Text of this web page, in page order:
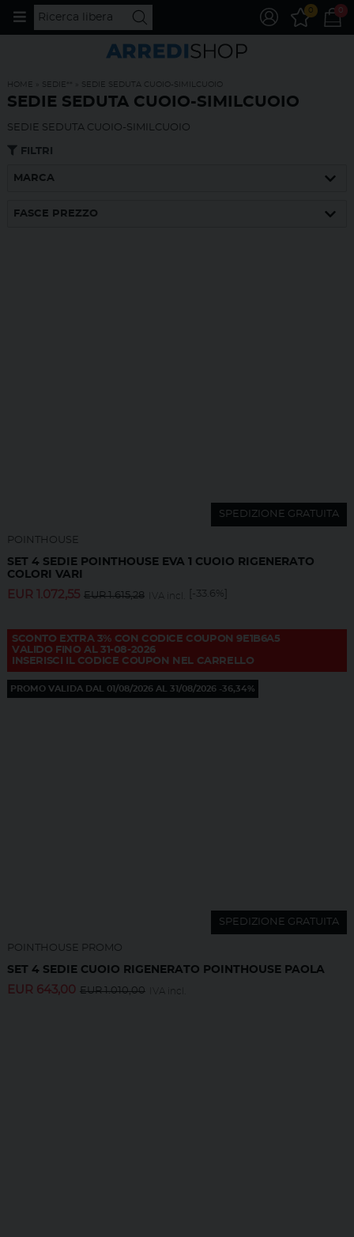
0
0
HOME SEDIE** SEDIE SEDUTA CUOIO-SIMILCUOIO
SEDIE SEDUTA CUOIO-SIMILCUOIO
SEDIE SEDUTA CUOIO-SIMILCUOIO
FILTRI
MARCA
FASCE PREZZO
SPEDIZIONE GRATUITA
POINTHOUSE
SET 4 SEDIE POINTHOUSE EVA 1 CUOIO RIGENERATO
COLORI VARI
EUR 1.072,55 EUR1.615,28 IVA incl. [-33.6%]
SCONTO EXTRA 3% CON CODICE COUPON 9E1B6A5
VALIDO FINO AL 31-08-2026
INSERISCI IL CODICE COUPON NEL CARRELLO
PROMO VALIDA DAL 01/08/2026 AL 31/08/2026 -36,34%
SPEDIZIONE GRATUITA
POINTHOUSE PROMO
SET 4 SEDIE CUOIO RIGENERATO POINTHOUSE PAOLA
EUR 643,00 EUR1.010,00 IVA incl.